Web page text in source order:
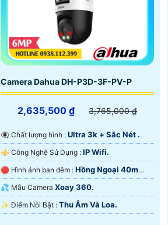
Camera Dahua DH-P3D-3F-PV-P
2,635,500 ₫ 3,765,000 ₫
👁️‍🗨 Chất lượng hình : Ultra 3k + Sắc Nét .
⚜️ Công Nghệ Sử Dụng : IP Wifi.
🔴 Hình ảnh ban đêm : Hồng Ngoại 40m
Hồng Ngoại Smart IR.
💦 Mẫu Camera Xoay 360.
️✨ Điểm Nỗi Bật : Thu Âm Và Loa.